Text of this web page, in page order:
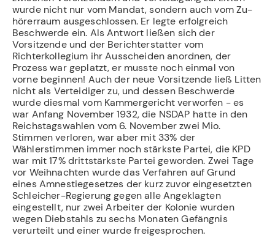
wurde nicht nur vom Mandat, sondern auch vom Zu­
hörerraum ausgeschlossen. Er legte erfolgreich
Beschwerde ein. Als Antwort ließen sich der
Vorsitzende und der Berichterstatter vom
Richterkollegium ihr Ausscheiden anordnen, der
Prozess war geplatzt, er musste noch einmal von
vorne beginnen! Auch der neue Vorsitzende ließ Litten
nicht als Verteidiger zu, und dessen Beschwerde
wurde diesmal vom Kammergericht verworfen - es
war Anfang November 1932, die NSDAP hatte in den
Reichstagswahlen vom 6. November zwei Mio.
Stimmen verloren, war aber mit 33% der
Wählerstimmen immer noch stärkste Partei, die KPD
war mit 17% drittstärkste Partei geworden. Zwei Tage
vor Weihnachten wurde das Verfahren auf Grund
eines Amnestiegesetzes der kurz zuvor eingesetzten
Schleicher-Regierung gegen alle Angeklagten
eingestellt, nur zwei Arbeiter der Kolonie wurden
wegen Diebstahls zu sechs Monaten Gefängnis
verurteilt und einer wurde freigesprochen.